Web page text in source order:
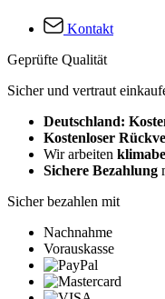
Kontakt
Geprüfte Qualität
Sicher und vertraut
Deutschland:
Kostenloser
Wir arbeiten
Sichere Bezahlung
Sicher bezahlen mit
Nachnahme
Vorauskasse